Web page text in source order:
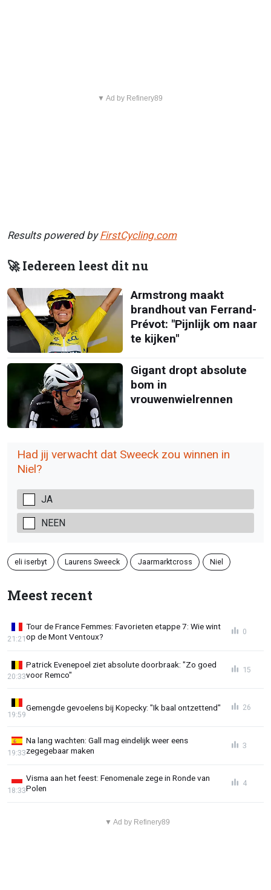
▼ Ad by Refinery89
Results powered byFirstCycling.com
🚀 Iedereen leest dit nu
Armstrong maakt
brandhout van Ferrand-
Prévot: "Pijnlijk om naar
te kijken"
Gigant dropt absolute
bom in
vrouwenwielrennen
Had jij verwacht dat Sweeck zou winnen in
Niel?
JA
NEEN
eli iserbyt Laurens Sweeck Jaarmarktcross Niel
Meest recent
Tour de France Femmes: Favorieten etappe 7: Wie wint
op de Mont Ventoux?
21:21
0
Patrick Evenepoel ziet absolute doorbraak: "Zo goed
voor Remco"
20:33
15
Gemengde gevoelens bij Kopecky: "Ik baal ontzettend"
19:59
26
Na lang wachten: Gall mag eindelijk weer eens
zegegebaar maken
19:33
3
Visma aan het feest: Fenomenale zege in Ronde van
Polen
18:33
4
▼ Ad by Refinery89